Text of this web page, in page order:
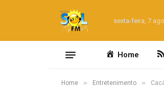
sexta-feira, 7
Home
Home » Entretenimento »